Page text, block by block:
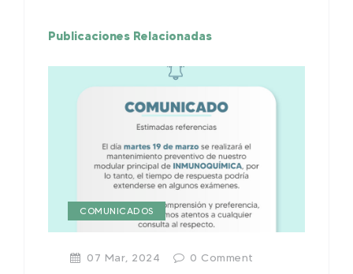
Publicaciones Relacionadas
COMUNICADOS
07 Mar, 2024 0 Comment